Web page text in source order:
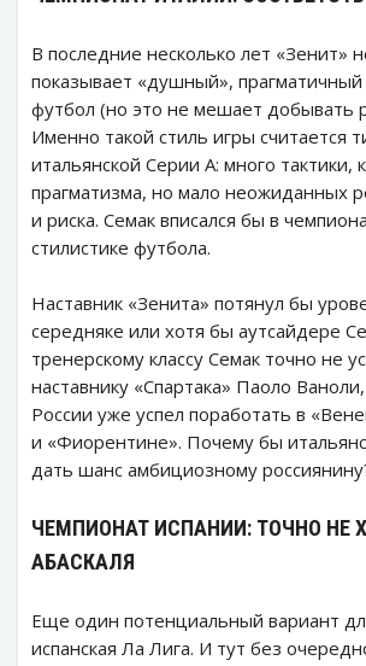
В последние несколько лет «Зенит»
показывает «душный», прагматичный
футбол (но это не мешает добывать
Именно такой стиль игры считается
итальянской Серии А: много тактики,
прагматизма, но мало неожиданных
и риска. Семак вписался бы в
стилистике футбола.
Наставник «Зенита» потянул бы
середняке или хотя бы аутсайдере
тренерскому классу Семак точно не
наставнику «Спартака» Паоло
России уже успел поработать в
и «Фиорентине». Почему бы
дать шанс амбициозному
ЧЕМПИОНАТ ИСПАНИИ: ТОЧНО НЕ
АБАСКАЛЯ
Еще один потенциальный вариант
испанская Ла Лига. И тут без